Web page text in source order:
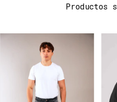
Productos